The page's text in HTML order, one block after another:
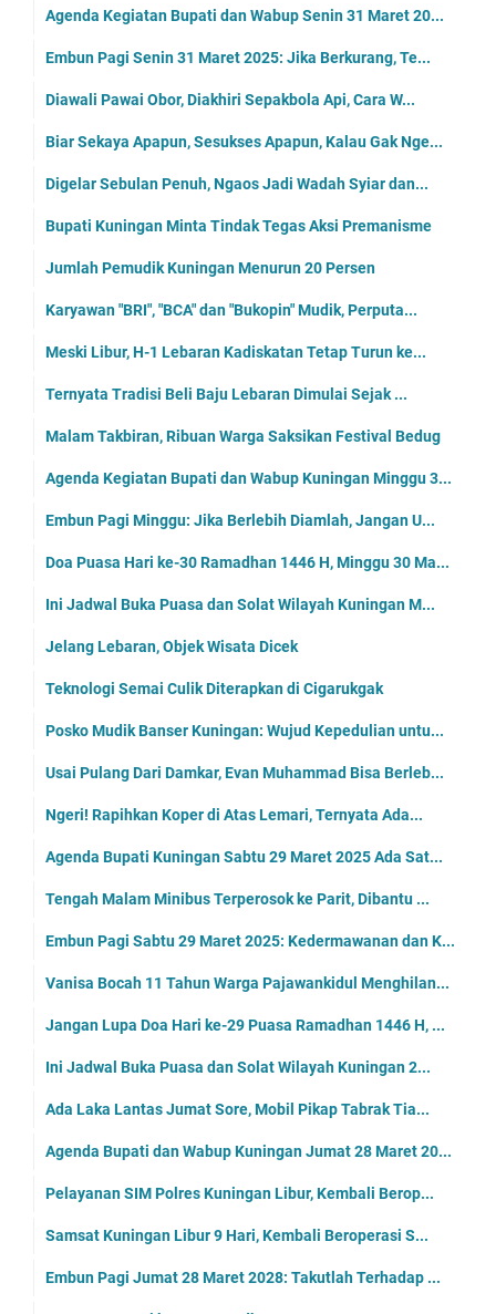
Agenda Kegiatan Bupati dan Wabup Senin 31 Maret 20...
Embun Pagi Senin 31 Maret 2025: Jika Berkurang, Te...
Diawali Pawai Obor, Diakhiri Sepakbola Api, Cara W...
Biar Sekaya Apapun, Sesukses Apapun, Kalau Gak Nge...
Digelar Sebulan Penuh, Ngaos Jadi Wadah Syiar dan...
Bupati Kuningan Minta Tindak Tegas Aksi Premanisme
Jumlah Pemudik Kuningan Menurun 20 Persen
Karyawan "BRI", "BCA" dan "Bukopin" Mudik, Perputa...
Meski Libur, H-1 Lebaran Kadiskatan Tetap Turun ke...
Ternyata Tradisi Beli Baju Lebaran Dimulai Sejak ...
Malam Takbiran, Ribuan Warga Saksikan Festival Bedug
Agenda Kegiatan Bupati dan Wabup Kuningan Minggu 3...
Embun Pagi Minggu: Jika Berlebih Diamlah, Jangan U...
Doa Puasa Hari ke-30 Ramadhan 1446 H, Minggu 30 Ma...
Ini Jadwal Buka Puasa dan Solat Wilayah Kuningan M...
Jelang Lebaran, Objek Wisata Dicek
Teknologi Semai Culik Diterapkan di Cigarukgak
Posko Mudik Banser Kuningan: Wujud Kepedulian untu...
Usai Pulang Dari Damkar, Evan Muhammad Bisa Berleb...
Ngeri! Rapihkan Koper di Atas Lemari, Ternyata Ada...
Agenda Bupati Kuningan Sabtu 29 Maret 2025 Ada Sat...
Tengah Malam Minibus Terperosok ke Parit, Dibantu ...
Embun Pagi Sabtu 29 Maret 2025: Kedermawanan dan K...
Vanisa Bocah 11 Tahun Warga Pajawankidul Menghilan...
Jangan Lupa Doa Hari ke-29 Puasa Ramadhan 1446 H, ...
Ini Jadwal Buka Puasa dan Solat Wilayah Kuningan 2...
Ada Laka Lantas Jumat Sore, Mobil Pikap Tabrak Tia...
Agenda Bupati dan Wabup Kuningan Jumat 28 Maret 20...
Pelayanan SIM Polres Kuningan Libur, Kembali Berop...
Samsat Kuningan Libur 9 Hari, Kembali Beroperasi S...
Embun Pagi Jumat 28 Maret 2028: Takutlah Terhadap ...